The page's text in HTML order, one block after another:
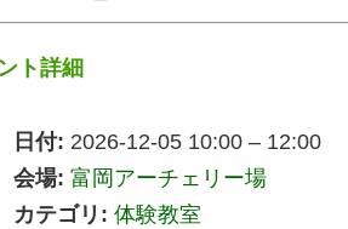
ト詳細
日付: 2026-12-05 10:00 – 12:00
会場: 富岡アーチェリー場
カテゴリ: 体験教室